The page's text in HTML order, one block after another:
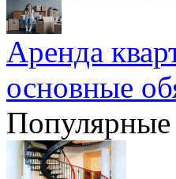
Аренда
основные
Популярные